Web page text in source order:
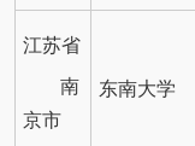
江苏省
南
京市
东南大学